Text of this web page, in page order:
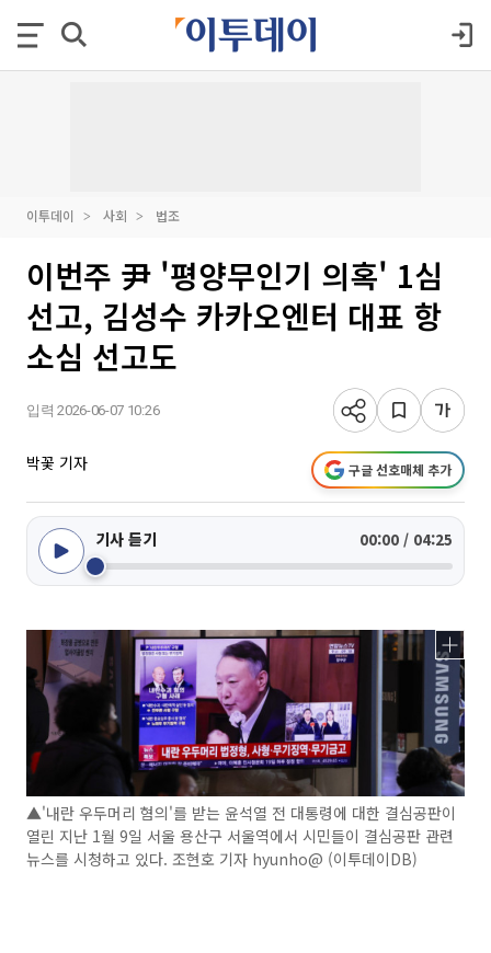
이투데이 사회 법조
이번주 尹 '평양무인기 의혹' 1심
선고, 김성수 카카오엔터 대표 항
소심 선고도
입력 2026-06-07 10:26
박꽃 기자 구글 선호매체 추가
기사 듣기 00:00 / 04:25
▲'내란 우두머리 혐의'를 받는 윤석열 전 대통령에 대한 결심공판이
열린 지난 1월 9일 서울 용산구 서울역에서 시민들이 결심공판 관련
뉴스를 시청하고 있다. 조현호 기자 hyunho@ (이투데이DB)